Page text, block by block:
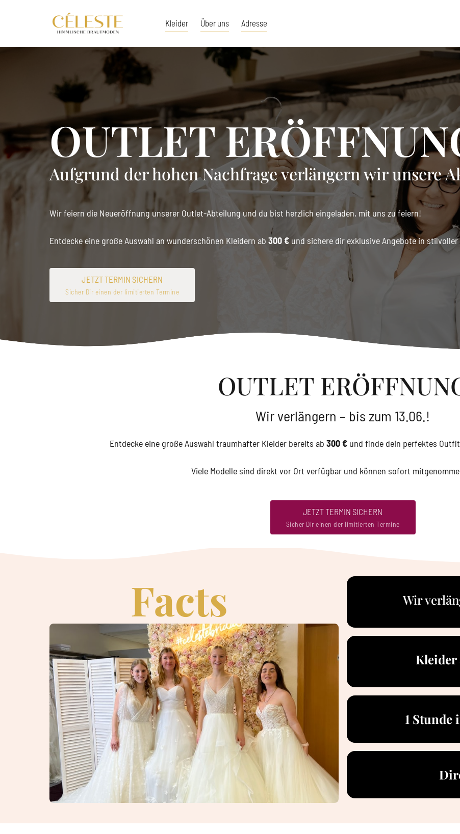
Kleider Über uns Adresse
OUTLET
Aufgrund der hohen Nachfrage verlängern wir unsere
Wir feiern die Neueröffnung unserer Outlet-Abteilung und du bist herzlich eingeladen, mit uns zu feiern!
Entdecke eine große Auswahl an wunderschönen Kleidern ab 300 € und sichere dir exklusive Angebote in stilvoller
JETZT TERMIN SICHERN
Sicher Dir einen der limitierten Termine
OUTLET
Wir verlängern – bis zum 13.06.!
Entdecke eine große Auswahl traumhafter Kleider bereits ab 300 € und finde dein perfektes
Viele Modelle sind direkt vor Ort verfügbar und können sofort
JETZT TERMIN SICHERN
Sicher Dir einen der limitierten Termine
Facts Wir
Kleider
1 Stunde